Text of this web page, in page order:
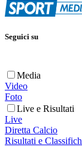
Seguici su
Media
Video
Foto
Live e Risultati
Live
Diretta Calcio
Risultati e